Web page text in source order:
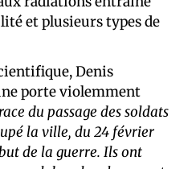
et plusieurs types de
Denis
porte violemment
du passage des soldats
la ville, du 24 février
de la guerre. Ils ont